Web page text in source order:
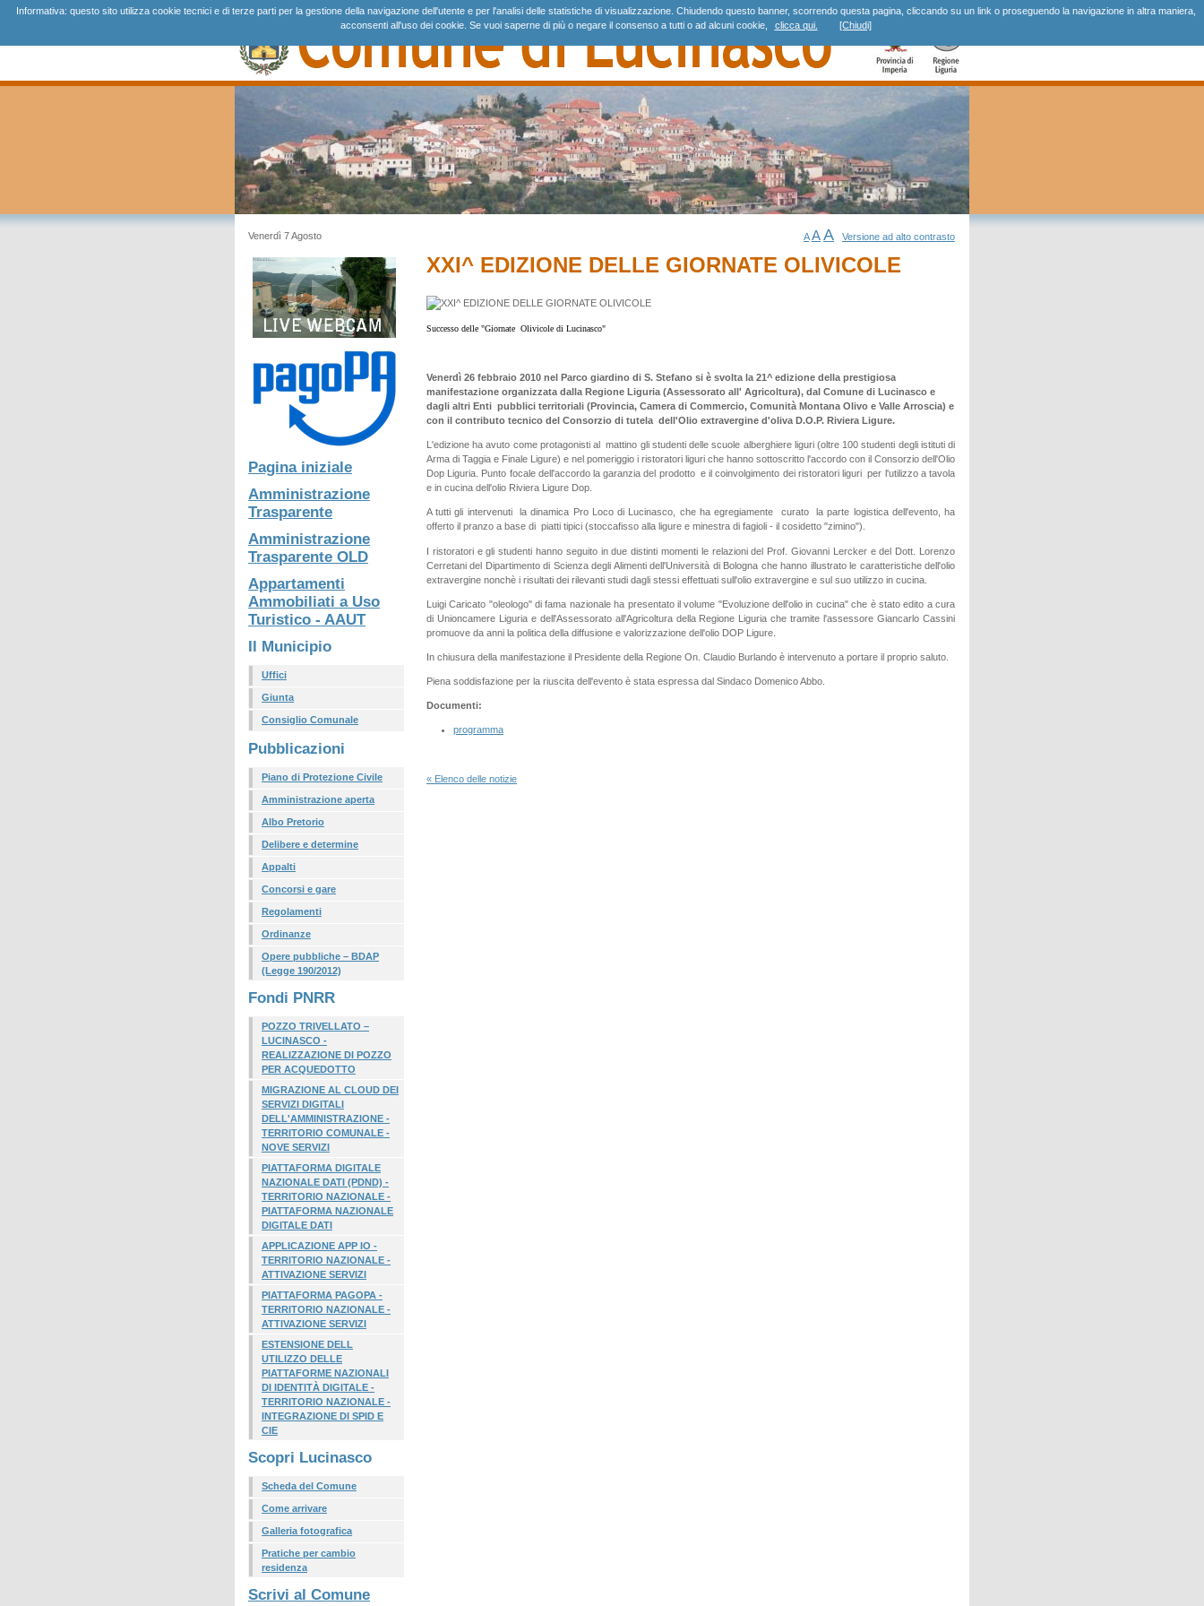
Venerdì 7 Agosto
Pagina iniziale
Amministrazione
Trasparente
Amministrazione
Trasparente OLD
Appartamenti
Ammobiliati a Uso
Turistico - AAUT
Il Municipio
Uffici
Giunta
Consiglio Comunale
Pubblicazioni
Piano di Protezione Civile
Amministrazione aperta
Albo Pretorio
Delibere e determine
Appalti
Concorsi e gare
Regolamenti
Ordinanze
Opere pubbliche – BDAP
(Legge 190/2012)
Fondi PNRR
POZZO TRIVELLATO –
LUCINASCO -
REALIZZAZIONE DI POZZO
PER ACQUEDOTTO
MIGRAZIONE AL CLOUD DEI
SERVIZI DIGITALI
DELL'AMMINISTRAZIONE -
TERRITORIO COMUNALE -
NOVE SERVIZI
PIATTAFORMA DIGITALE
NAZIONALE DATI (PDND) -
TERRITORIO NAZIONALE -
PIATTAFORMA NAZIONALE
DIGITALE DATI
APPLICAZIONE APP IO -
TERRITORIO NAZIONALE -
ATTIVAZIONE SERVIZI
PIATTAFORMA PAGOPA -
TERRITORIO NAZIONALE -
ATTIVAZIONE SERVIZI
ESTENSIONE DELL
UTILIZZO DELLE
PIATTAFORME NAZIONALI
DI IDENTITÀ DIGITALE -
TERRITORIO NAZIONALE -
INTEGRAZIONE DI SPID E
CIE
Scopri Lucinasco
Scheda del Comune
Come arrivare
Galleria fotografica
Pratiche per cambio
residenza
Scrivi al Comune
A AA Versione ad alto contrasto
XXI^ EDIZIONE DELLE GIORNATE OLIVICOLE
Successo delle "Giornate Olivicole di Lucinasco"
Venerdì 26 febbraio 2010 nel Parco giardino di S. Stefano si è svolta la 21^ edizione della prestigiosa
manifestazione organizzata dalla Regione Liguria (Assessorato all' Agricoltura), dal Comune di Lucinasco e
dagli altri Enti pubblici territoriali (Provincia, Camera di Commercio, Comunità Montana Olivo e Valle Arroscia) e
con il contributo tecnico del Consorzio di tutela dell'Olio extravergine d'oliva D.O.P. Riviera Ligure.
L'edizione ha avuto come protagonisti al mattino gli studenti delle scuole alberghiere liguri (oltre 100 studenti degli istituti di
Arma di Taggia e Finale Ligure) e nel pomeriggio i ristoratori liguri che hanno sottoscritto l'accordo con il Consorzio dell'Olio
Dop Liguria. Punto focale dell'accordo la garanzia del prodotto e il coinvolgimento dei ristoratori liguri per l'utilizzo a tavola
e in cucina dell'olio Riviera Ligure Dop.
A tutti gli intervenuti la dinamica Pro Loco di Lucinasco, che ha egregiamente curato la parte logistica dell'evento, ha
offerto il pranzo a base di piatti tipici (stoccafisso alla ligure e minestra di fagioli - il cosidetto "zimino").
I ristoratori e gli studenti hanno seguito in due distinti momenti le relazioni del Prof. Giovanni Lercker e del Dott. Lorenzo
Cerretani del Dipartimento di Scienza degli Alimenti dell'Università di Bologna che hanno illustrato le caratteristiche dell'olio
extravergine nonchè i risultati dei rilevanti studi dagli stessi effettuati sull'olio extravergine e sul suo utilizzo in cucina.
Luigi Caricato "oleologo" di fama nazionale ha presentato il volume "Evoluzione dell'olio in cucina" che è stato edito a cura
di Unioncamere Liguria e dell'Assessorato all'Agricoltura della Regione Liguria che tramite l'assessore Giancarlo Cassini
promuove da anni la politica della diffusione e valorizzazione dell'olio DOP Ligure.
In chiusura della manifestazione il Presidente della Regione On. Claudio Burlando è intervenuto a portare il proprio saluto.
Piena soddisfazione per la riuscita dell'evento è stata espressa dal Sindaco Domenico Abbo.
Documenti:
programma
« Elenco delle notizie
Informativa: questo sito utilizza cookie tecnici e di terze parti per la gestione della navigazione dell'utente e per l'analisi delle statistiche di visualizzazione. Chiudendo questo banner, scorrendo questa pagina, cliccando su un link o proseguendo la navigazione in altra maniera,
acconsenti all'uso dei cookie. Se vuoi saperne di più o negare il consenso a tutti o ad alcuni cookie,
clicca qui. [Chiudi]